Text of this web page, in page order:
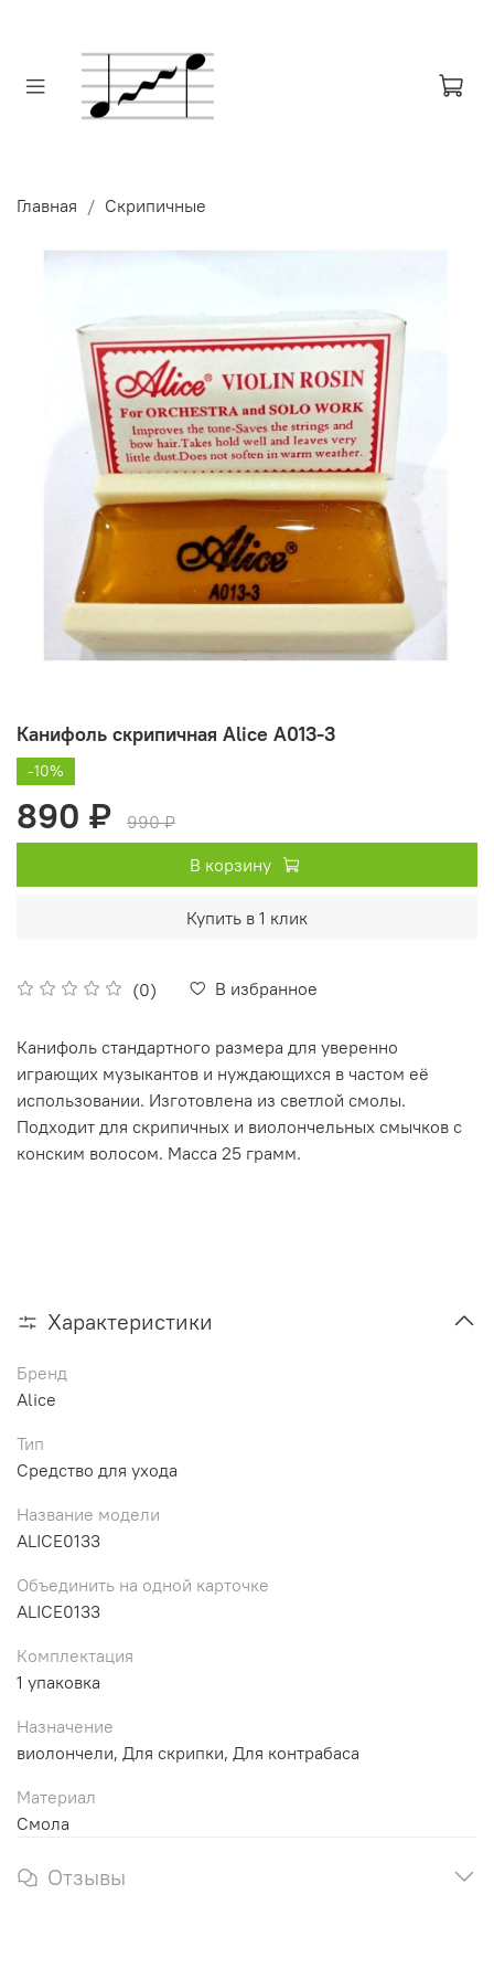
Главная Скрипичные
Канифоль скрипичная Alice A013-3
(0) В избранное
-10%
890 ₽
990 ₽
В корзину
Купить в 1 клик
Канифоль стандартного размера для уверенно
играющих музыкантов и нуждающихся в частом её
использовании. Изготовлена из светлой смолы.
Подходит для скрипичных и виолончельных смычков с
конским волосом. Масса 25 грамм.
Характеристики
Бренд
Alice
Тип
Средство для ухода
Название модели
ALICE0133
Объединить на одной карточке
ALICE0133
Комплектация
1 упаковка
Назначение
виолончели, Для скрипки, Для контрабаса
Материал
Смола
Отзывы